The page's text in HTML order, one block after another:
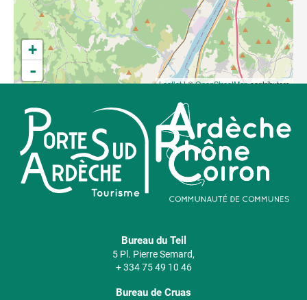
+
-
Leaflet| ©OpenStreetMapcontributors
Bureau du Teil
5 Pl. Pierre Semard,
+ 334 75 49 10 46
Bureau de Cruas